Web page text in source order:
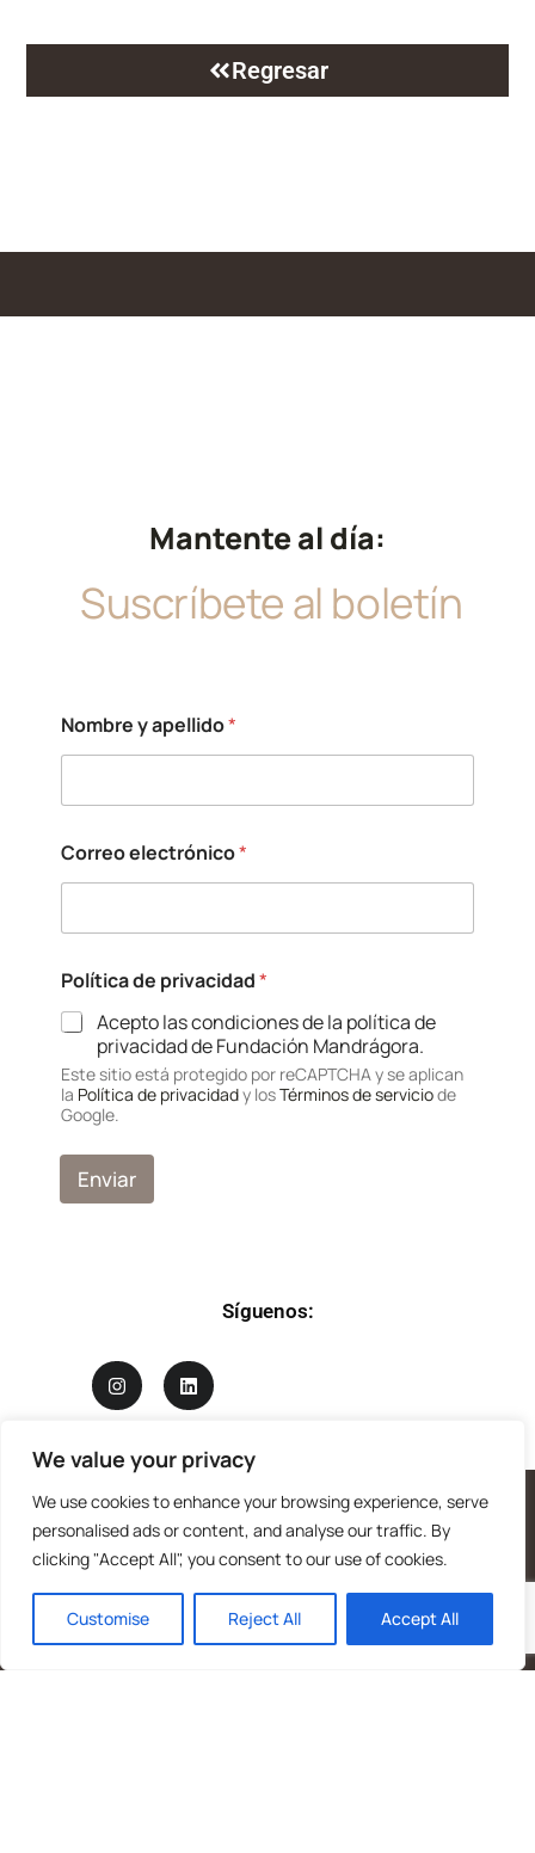
We value your privacy
We use cookies to enhance your browsing experience, serve
personalised ads or content, and analyse our traffic. By
clicking "Accept All", you consent to our use of cookies.
Customise Reject All Accept All
Regresar
Mantente al día:
Suscríbete al boletín
Nombre y apellido*
Correo electrónico*
Política de privacidad*
Acepto las condiciones de la política de
privacidad de Fundación Mandrágora.
Este sitio está protegido por reCAPTCHA y se aplican
la Política de privacidady losTérminos de serviciode
Google.
Enviar
Síguenos: